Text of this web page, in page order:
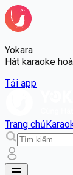
Yokara
Hát karaoke
Tải app
Trang chủ